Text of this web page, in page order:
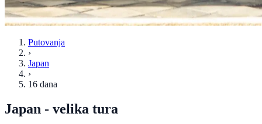
Putovanja
›
Japan
›
16 dana
Japan - velika tura